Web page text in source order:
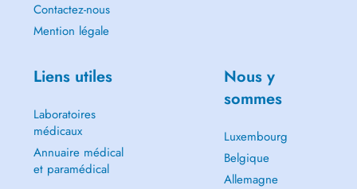
Contactez-nous
Mention légale
Liens utiles
Laboratoires
médicaux
Annuaire médical
et paramédical
Nous y
sommes
Luxembourg
Belgique
Allemagne